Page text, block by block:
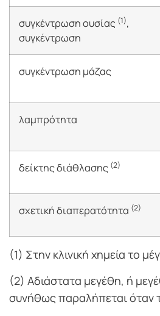
συγκέντρωση ουσίας (1),
συγκέντρωση
συγκέντρωση μάζας
λαμπρότητα
δείκτης διάθλασης (2)
σχετική διαπερατότητα (2)
(1) Στην κλινική χημεία το
(2) Αδιάστατα μεγέθη, ή
συνήθως παραλήπεται όταν